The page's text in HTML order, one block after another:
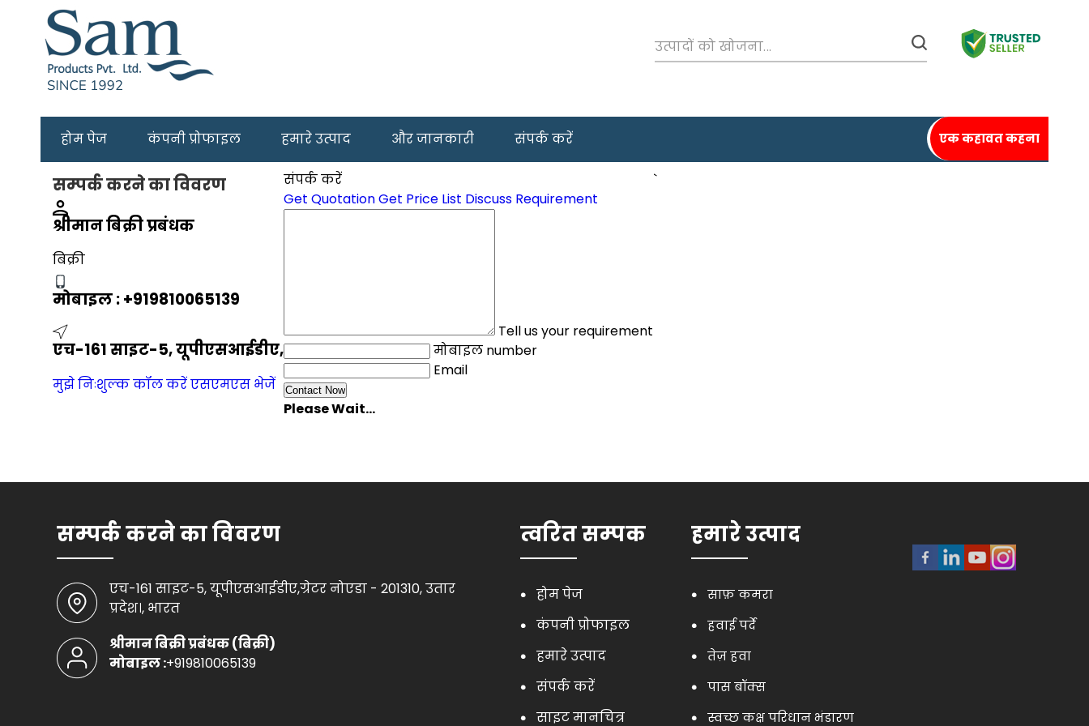
होम पेज कंपनी प्रोफाइल हमारे उत्पाद और जानकारी संपर्क करें एक कहावत कहना
सम्पर्क करने का विवरण
श्रीमान बिक्री प्रबंधक
बिक्री
मोबाइल :+919810065139
एच-161 साइट-5, यूपीएसआईडीए,
मुझे निःशुल्क कॉल करेंएसएमएस भेजें
संपर्क करें
Get QuotationGet Price List Discuss Requirement
Tell us your requirement
मोबाइल number
Email
Please Wait...
`
सम्पर्क करने का विवरण
एच-161 साइट-5, यूपीएसआईडीए,ग्रेटर नोएडा - 201310, उतार
प्रदेश।, भारत
श्रीमान बिक्री प्रबंधक(बिक्री)
मोबाइल :+919810065139
त्वरित सम्पक
होम पेज
कंपनी प्रोफाइल
हमारे उत्पाद
संपर्क करें
साइट मानचित्र
हमारे उत्पाद
साफ़ कमरा
हवाई पर्दे
तेज़ हवा
पास बॉक्स
स्वच्छ कक्ष परिधान भंडारण